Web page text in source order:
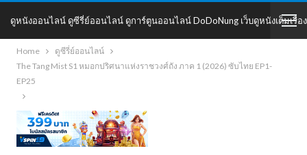
ดูหนังออนไลน์ ดูซีรี่ย์ออนไลน์ ดูการ์ตูนออนไลน์ DoDoNung เว็บดูหนังเต็มเรื่อง
DoDoNung
Home
ดูซีรี่ย์ออนไลน์
The Tang Mist S1 หมอกปริศนาแห่งราชวงศ์ถัง ภาค 1 (2026) ซับไทย EP1-
EP25